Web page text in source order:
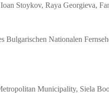
Raya Georgieva,
Bulgarischen Nationalen
Municipality, Siela